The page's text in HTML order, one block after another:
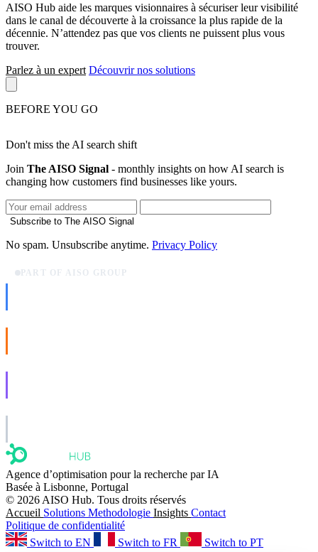
AISO Hub aide les marques visionnaires à sécuriser leur visibilité
dans le canal de découverte à la croissance la plus rapide de la
décennie. N’attendez pas que vos clients ne puissent plus vous
trouver.
Parlez à un expert Découvrir nos solutions
BEFORE YOU GO
Don't miss the AI search shift
Join The AISO Signal - monthly insights on how AI search is
changing how customers find businesses like yours.
Subscribe to The AISO Signal
No spam. Unsubscribe anytime. Privacy Policy
PART OF AISO GROUP
Agence d’optimisation pour la recherche par IA
Basée à Lisbonne, Portugal
© 2026 AISO Hub. Tous droits réservés
Accueil Solutions Methodologie Insights Contact
Politique de confidentialité
Switch to EN
Switch to FR Switch to PT